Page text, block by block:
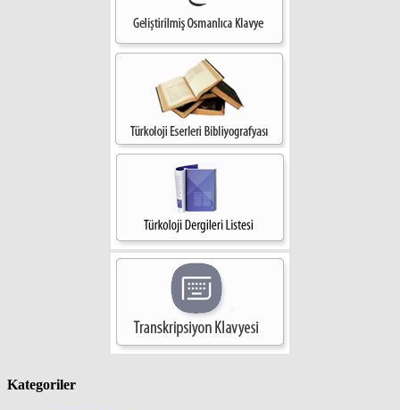
Kategoriler